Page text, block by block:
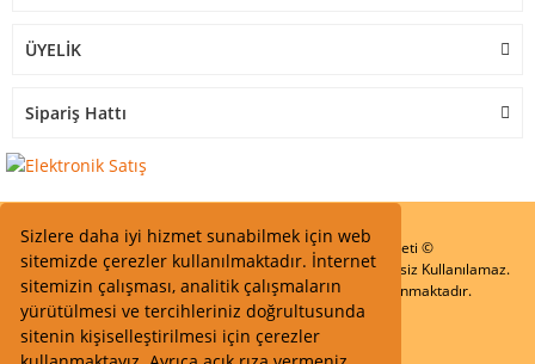
Sizlere daha iyi hizmet sunabilmek için web
sitemizde çerezler kullanılmaktadır. İnternet
sitemizin çalışması, analitik çalışmaların
yürütülmesi ve tercihleriniz doğrultusunda
sitenin kişiselleştirilmesi için çerezler
ÜYELİK
Sipariş Hattı
Start Elektronik Sanayi ve Ticaret Limited Şirketi ©
Resimler Yazılar ve İçeriklerin Tüm hakları saklıdır ve İzinsiz Kullanılamaz.
Kredi kartı bilgileriniz 256bit SSL Sertifikası ile Korunmaktadır.